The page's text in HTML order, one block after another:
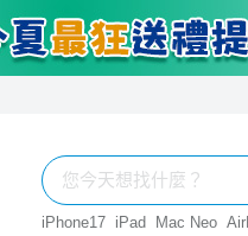
iPhone17 iPad Mac Neo